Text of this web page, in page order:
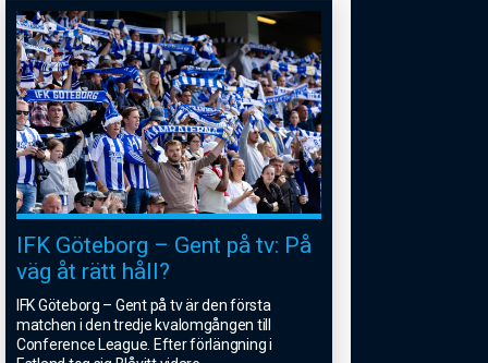
IFK Göteborg – Gent på tv: På
väg åt rätt håll?
IFK Göteborg – Gent på tv är den första
matchen i den tredje kvalomgången till
Conference League. Efter förlängning i